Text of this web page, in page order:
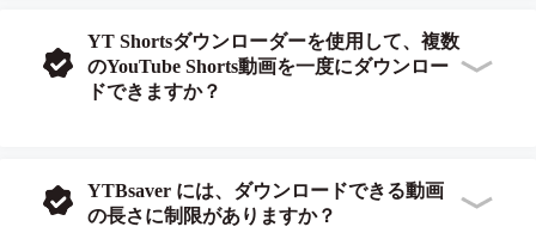
YT Shortsダウンローダーを使用して、複数
のYouTube Shorts動画を一度にダウンロー
ドできますか？
YTBsaver には、ダウンロードできる動画
の長さに制限がありますか？